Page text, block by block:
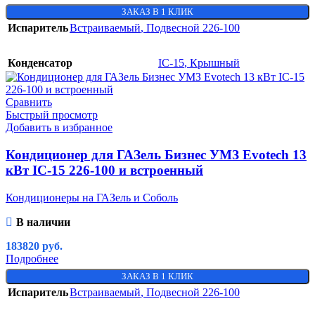
ЗАКАЗ В 1 КЛИК
ИспарительВстраиваемый, Подвесной 226-100
Конденсатор IC-15, Крышный
Сравнить
Быстрый просмотр
Добавить в избранное
Кондиционер для ГАЗель Бизнес УМЗ Evotech 13
кВт IC-15 226-100 и встроенный
Кондиционеры на ГАЗель и Соболь
В наличии
183820 руб.
Подробнее
ЗАКАЗ В 1 КЛИК
ИспарительВстраиваемый, Подвесной 226-100